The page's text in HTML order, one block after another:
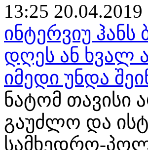
13:25 20.04.2019
ინტერვიუ ჰანს
დღეს ან ხვალ
იმედი უნდა
ნატომ თავისი
გაუძლო და
სამხედრო-